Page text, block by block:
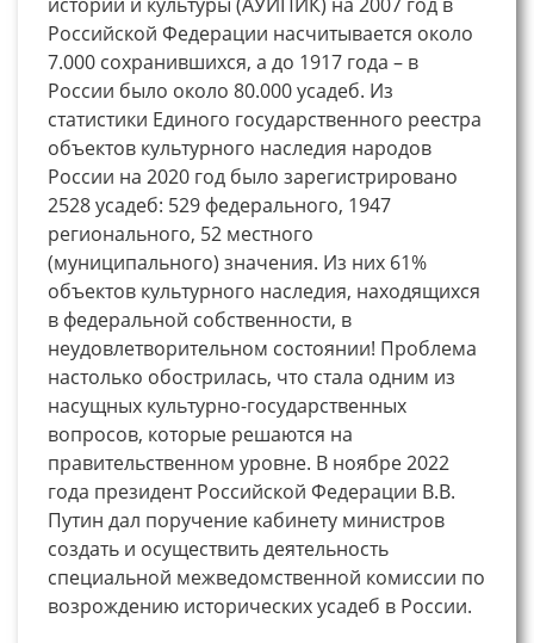
Российской Федерации насчитывается около
7.000 сохранившихся, а до 1917 года – в
России было около 80.000 усадеб. Из
статистики Единого государственного реестра
объектов культурного наследия народов
России на 2020 год было зарегистрировано
2528 усадеб: 529 федерального, 1947
регионального, 52 местного
(муниципального) значения. Из них 61%
объектов культурного наследия, находящихся
в федеральной собственности, в
неудовлетворительном состоянии! Проблема
настолько обострилась, что стала одним из
насущных культурно-государственных
вопросов, которые решаются на
правительственном уровне. В ноябре 2022
года президент Российской Федерации В.В.
Путин дал поручение кабинету министров
создать и осуществить деятельность
специальной межведомственной комиссии по
возрождению исторических усадеб в России.